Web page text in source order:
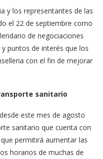
y los representantes de las
el 22 de septiembre como
de negociaciones
puntos de interés que los
con el fin de mejorar
sanitario
este mes de agosto
sanitario que cuenta con
permitirá aumentar las
horarios de muchas de